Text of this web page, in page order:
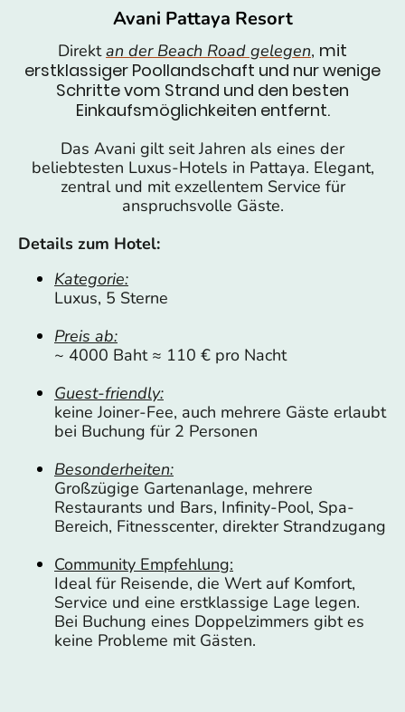
Avani Pattaya Resort
Direktan der Beach Road gelegen, mit
erstklassiger Poollandschaft und nur wenige
Schritte vom Strand und den besten
Einkaufsmöglichkeiten entfernt.
Das Avani gilt seit Jahren als eines der
beliebtesten Luxus-Hotels in Pattaya. Elegant,
zentral und mit exzellentem Service für
anspruchsvolle Gäste.
Details zum Hotel:
Kategorie:
Luxus, 5 Sterne
Preis ab:
~ 4000 Baht ≈ 110 € pro Nacht
Guest-friendly:
keine Joiner-Fee, auch mehrere Gäste erlaubt
bei Buchung für 2 Personen
Besonderheiten:
Großzügige Gartenanlage, mehrere
Restaurants und Bars, Infinity-Pool, Spa-
Bereich, Fitnesscenter, direkter Strandzugang
Community Empfehlung:
Ideal für Reisende, die Wert auf Komfort,
Service und eine erstklassige Lage legen.
Bei Buchung eines Doppelzimmers gibt es
keine Probleme mit Gästen.